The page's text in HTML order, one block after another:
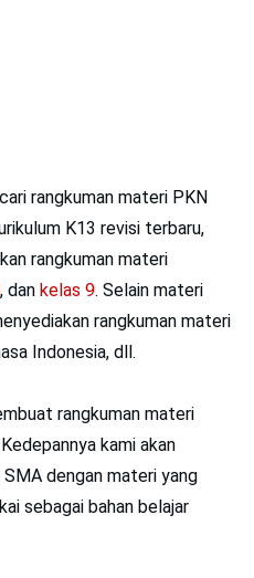
rangkuman materi PKN
K13 revisi terbaru,
rangkuman materi
, dan kelas 9. Selain materi
rangkuman materi
Indonesia, dll.
rangkuman materi
kami akan
dengan materi yang
sebagai bahan belajar